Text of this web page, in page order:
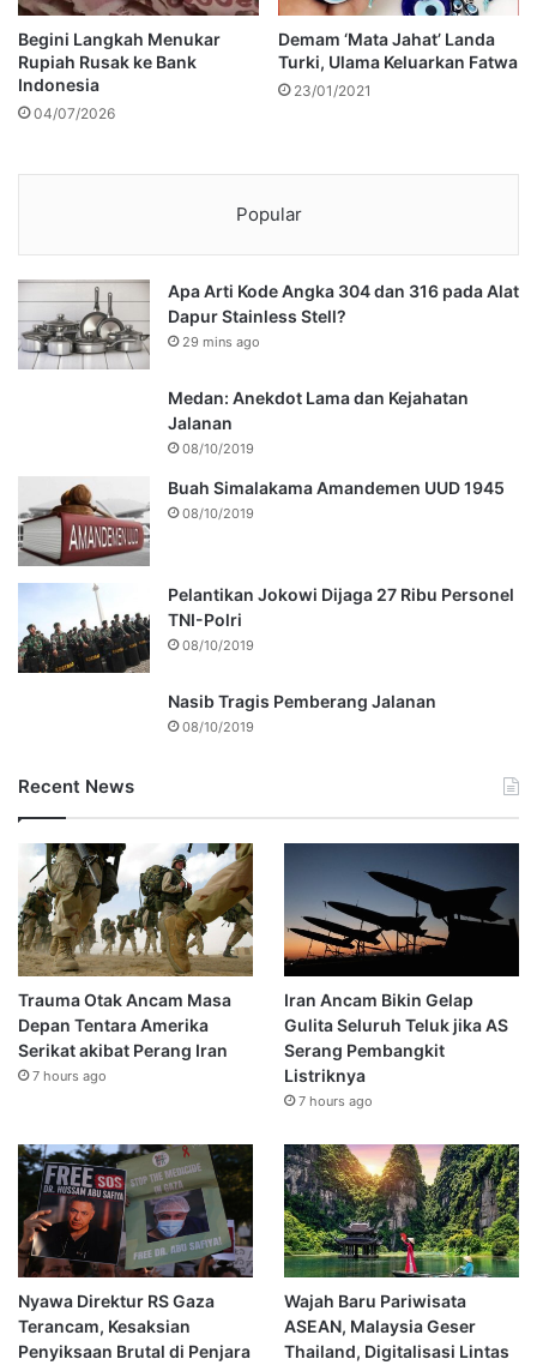
Begini Langkah Menukar
Rupiah Rusak ke Bank
Indonesia
04/07/2026
Demam ‘Mata Jahat’ Landa
Turki, Ulama Keluarkan Fatwa
23/01/2021
Popular
Apa Arti Kode Angka 304 dan 316 pada Alat
Dapur Stainless Stell?
29 mins ago
Medan: Anekdot Lama dan Kejahatan
Jalanan
08/10/2019
Buah Simalakama Amandemen UUD 1945
08/10/2019
Pelantikan Jokowi Dijaga 27 Ribu Personel
TNI-Polri
08/10/2019
Nasib Tragis Pemberang Jalanan
08/10/2019
Recent News
Trauma Otak Ancam Masa
Depan Tentara Amerika
Serikat akibat Perang Iran
7 hours ago
Iran Ancam Bikin Gelap
Gulita Seluruh Teluk jika AS
Serang Pembangkit
Listriknya
7 hours ago
Nyawa Direktur RS Gaza
Terancam, Kesaksian
Penyiksaan Brutal di Penjara
Wajah Baru Pariwisata
ASEAN, Malaysia Geser
Thailand, Digitalisasi Lintas